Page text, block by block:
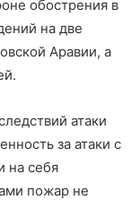
обострения в
на две
Аравии, а
атаки
за атаки с
на себя
пожар не